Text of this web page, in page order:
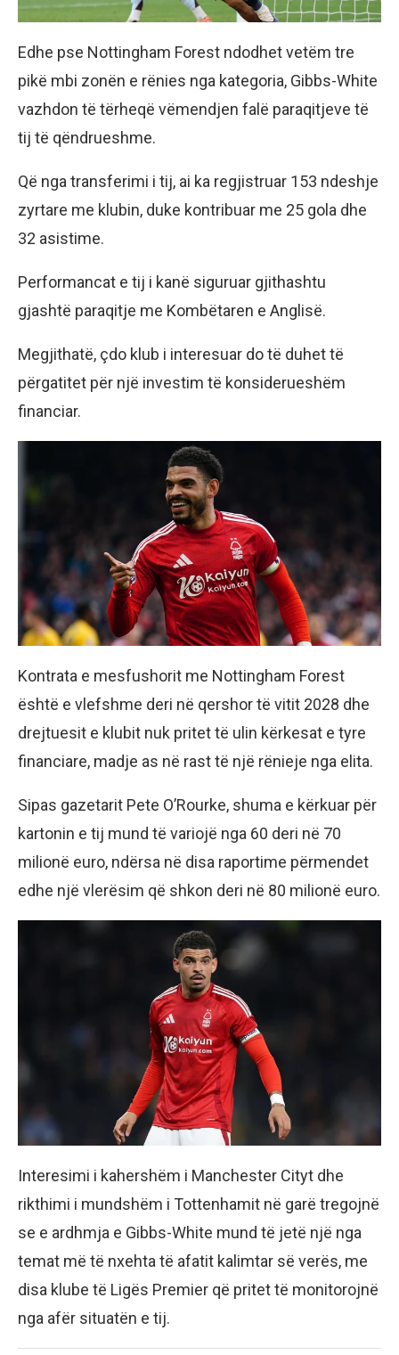
Edhe pse Nottingham Forest ndodhet vetëm tre
pikë mbi zonën e rënies nga kategoria, Gibbs-White
vazhdon të tërheqë vëmendjen falë paraqitjeve të
tij të qëndrueshme.
Që nga transferimi i tij, ai ka regjistruar 153 ndeshje
zyrtare me klubin, duke kontribuar me 25 gola dhe
32 asistime.
Performancat e tij i kanë siguruar gjithashtu
gjashtë paraqitje me Kombëtaren e Anglisë.
Megjithatë, çdo klub i interesuar do të duhet të
përgatitet për një investim të konsiderueshëm
financiar.
Kontrata e mesfushorit me Nottingham Forest
është e vlefshme deri në qershor të vitit 2028 dhe
drejtuesit e klubit nuk pritet të ulin kërkesat e tyre
financiare, madje as në rast të një rënieje nga elita.
Sipas gazetarit Pete O’Rourke, shuma e kërkuar për
kartonin e tij mund të variojë nga 60 deri në 70
milionë euro, ndërsa në disa raportime përmendet
edhe një vlerësim që shkon deri në 80 milionë euro.
Interesimi i kahershëm i Manchester Cityt dhe
rikthimi i mundshëm i Tottenhamit në garë tregojnë
se e ardhmja e Gibbs-White mund të jetë një nga
temat më të nxehta të afatit kalimtar së verës, me
disa klube të Ligës Premier që pritet të monitorojnë
nga afër situatën e tij.